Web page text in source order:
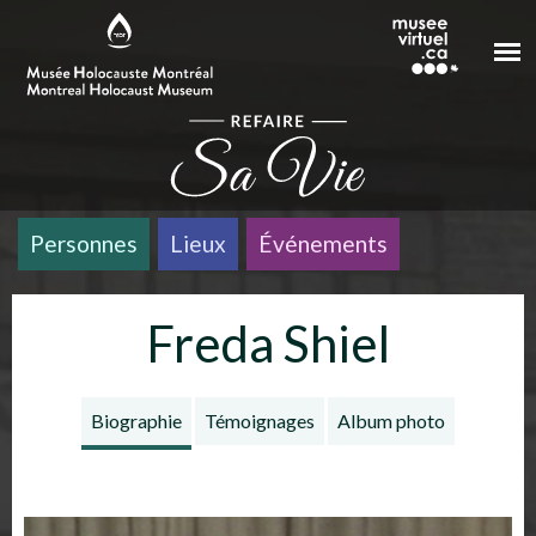
Personnes Lieux Événements
Freda Shiel
Biographie Témoignages Album photo